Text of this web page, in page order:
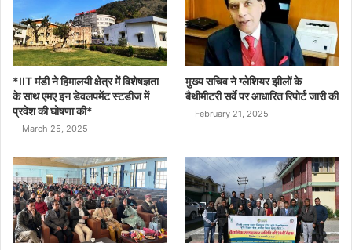
*IIT मंडी ने हिमालयी क्षेत्र में विशेषज्ञता
के साथ एमए इन डेवलपमेंट स्टडीज में
प्रवेश की घोषणा की*
March 25, 2025
मुख्य सचिव ने ग्लेशियर झीलों के
बैथीमीटरी सर्वे पर आधारित रिपोर्ट जारी की
February 21, 2025